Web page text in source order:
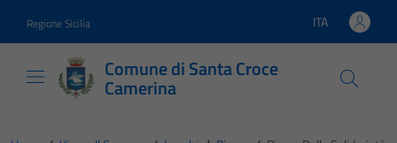
Regione Sicilia Lingua attiva:
ITA
Comune di Santa Croce
Camerina